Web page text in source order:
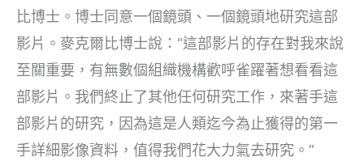
比博士。博士同意一個鏡頭、一個鏡頭地研究這部
影片。麥克爾比博士說：“這部影片的存在對我來說
至關重要，有無數個組織機構歡呼雀躍著想看看這
部影片。我們終止了其他任何研究工作，來著手這
部影片的研究，因為這是人類迄今為止獲得的第一
手詳細影像資料，值得我們花大力氣去研究。”